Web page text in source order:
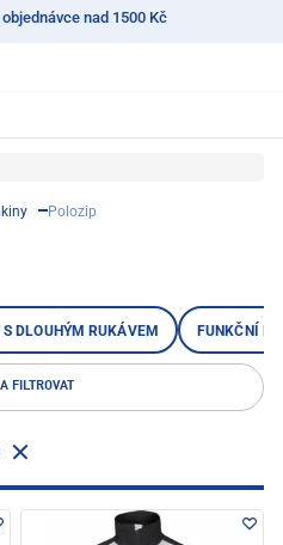
nad 1500 Kč
Polozip
S DLOUHÝM RUKÁVEM FUNKČNÍ
FILTROVAT